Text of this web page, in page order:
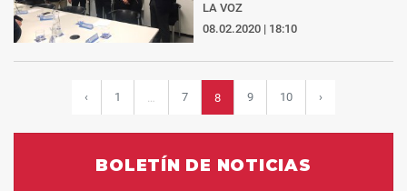
LA VOZ
08.02.2020 | 18:10
‹ 1 7 8 9 10 ›